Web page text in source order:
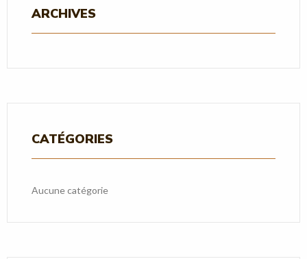
ARCHIVES
CATÉGORIES
Aucune catégorie